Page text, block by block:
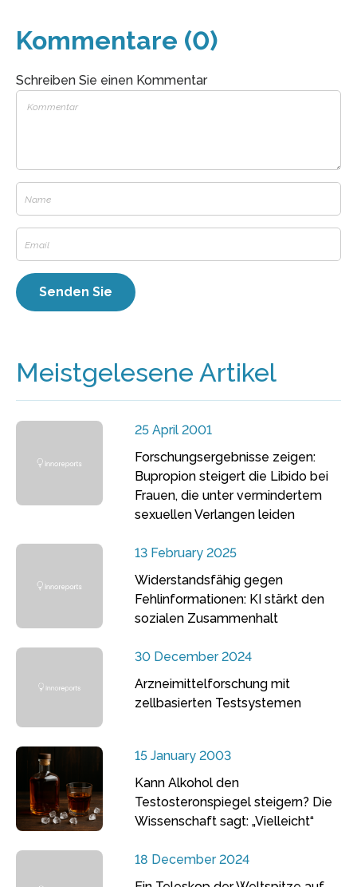
Kommentare (0)
Schreiben Sie einen Kommentar
Meistgelesene Artikel
25 April 2001
Forschungsergebnisse zeigen:
Bupropion steigert die Libido bei
Frauen, die unter vermindertem
sexuellen Verlangen leiden
13 February 2025
Widerstandsfähig gegen
Fehlinformationen: KI stärkt den
sozialen Zusammenhalt
30 December 2024
Arzneimittelforschung mit
zellbasierten Testsystemen
15 January 2003
Kann Alkohol den
Testosteronspiegel steigern? Die
Wissenschaft sagt: „Vielleicht“
18 December 2024